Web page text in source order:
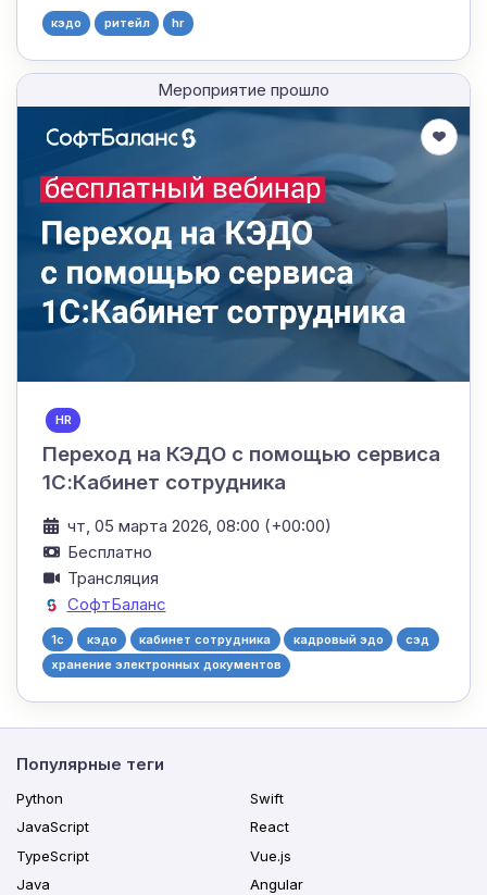
кэдо ритейл hr
Мероприятие прошло
HR
Переход на КЭДО с помощью сервиса
1С:Кабинет сотрудника
чт, 05 марта 2026, 08:00 (+00:00)
Бесплатно
Трансляция
СофтБаланс
1c кэдо кабинет сотрудника кадровый эдо
сэд
хранение электронных документов
Популярные теги
Python
JavaScript
TypeScript
Java
Swift
React
Vue.js
Angular